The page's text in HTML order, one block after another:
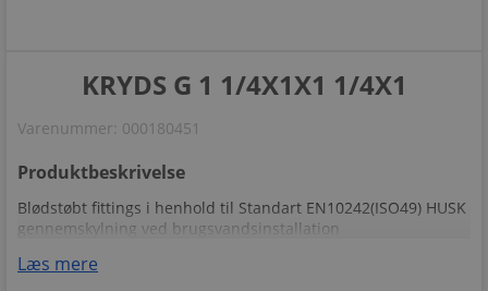
KRYDS G 1 1/4X1X1 1/4X1
Varenummer: 000180451
Produktbeskrivelse
Blødstøbt fittings i henhold til Standart EN10242(ISO49) HUSK
gennemskylning ved brugsvandsinstallation
Læs mere